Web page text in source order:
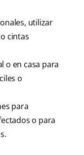
utilizar
cintas
o en casa para
o
para
o para